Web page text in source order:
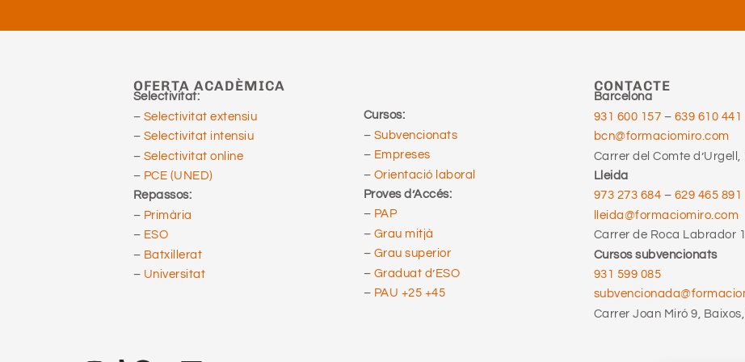
OFERTA ACADÈMICA
Selectivitat:
– Selectivitat extensiu
– Selectivitat intensiu
– Selectivitat online
– PCE (UNED)
Repassos:
– Primària
– ESO
– Batxillerat
– Universitat
Cursos:
– Subvencionats
– Empreses
– Orientació laboral
Proves d’Accés:
– PAP
– Grau mitjà
– Grau superior
– Graduat d’ESO
– PAU +25 +45
CONTACTE
Barcelona
931 600 157 – 639 610 441
bcn@formaciomiro.com
Carrer del Comte
Lleida
973 273 684 – 629 465 891
lleida@formaciomiro.com
Carrer de Roca Labrador
Cursos subvencionats
931 599 085
Carrer Joan Miró 9,